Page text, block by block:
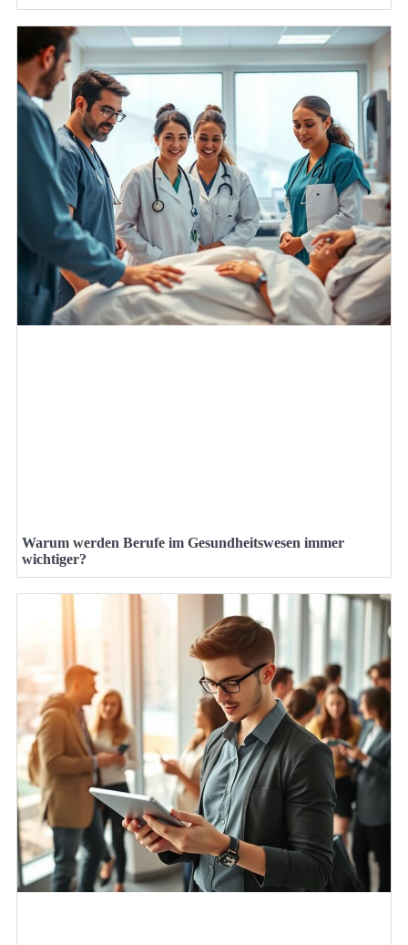
Warum werden Berufe im Gesundheitswesen immer
wichtiger?